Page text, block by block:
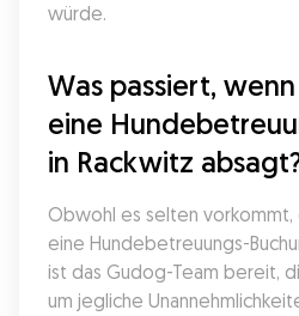
würde.
Was passiert,
eine
in Rackwitz
Obwohl es selten vorkommt,
eine Hundebetreuungs-
ist das Gudog-Team bereit,
um jegliche